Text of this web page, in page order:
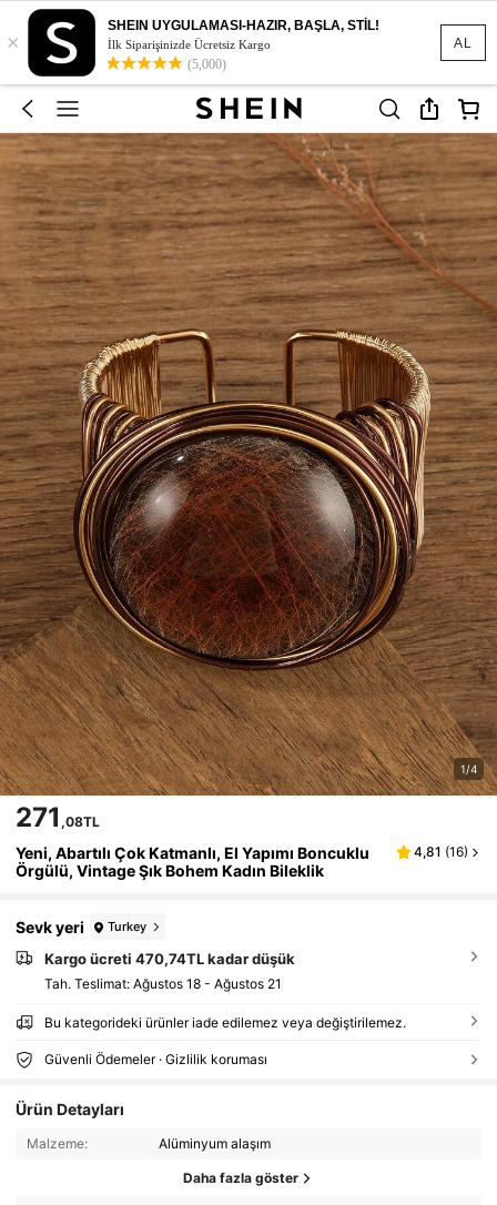
AL
×
SHEIN UYGULAMASI-HAZIR, BAŞLA, STİL!
İlk Siparişinizde Ücretsiz Kargo
(5,000)
1/4
271 ,08TL
Yeni, Abartılı Çok Katmanlı, El Yapımı Boncuklu
Örgülü, Vintage Şık Bohem Kadın Bileklik
4,81 (16)
Sevk yeri Turkey
Kargo ücreti 470,74TL kadar düşük
Tah. Teslimat: Ağustos 18 - Ağustos 21
Bu kategorideki ürünler iade edilemez veya değiştirilemez.
Güvenli Ödemeler · Gizlilik koruması
Ürün Detayları
Malzeme: Alüminyum alaşım
Daha fazla göster